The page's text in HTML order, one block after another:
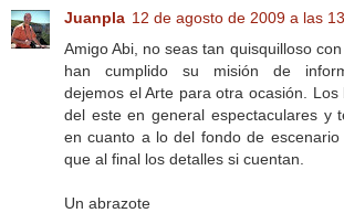
Juanpla 12 de agosto de 2009 a las
Amigo Abi, no seas tan quisquilloso
han cumplido su misión de
dejemos el Arte para otra ocasión. Los
del este en general espectaculares y
en cuanto a lo del fondo de escenario
que al final los detalles si cuentan.
Un abrazote